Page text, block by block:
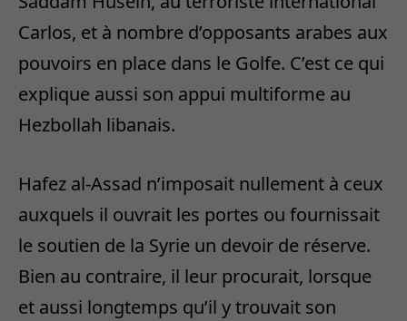
Carlos, et à nombre d’opposants arabes aux
pouvoirs en place dans le Golfe. C’est ce qui
explique aussi son appui multiforme au
Hezbollah libanais.
Hafez al-Assad n’imposait nullement à ceux
auxquels il ouvrait les portes ou fournissait
le soutien de la Syrie un devoir de réserve.
Bien au contraire, il leur procurait, lorsque
et aussi longtemps qu’il y trouvait son